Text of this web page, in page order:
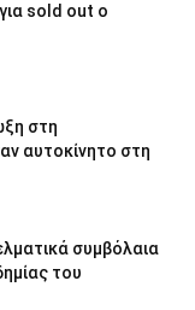
sold out ο
στη
αυτοκίνητο στη
συμβόλαια
του